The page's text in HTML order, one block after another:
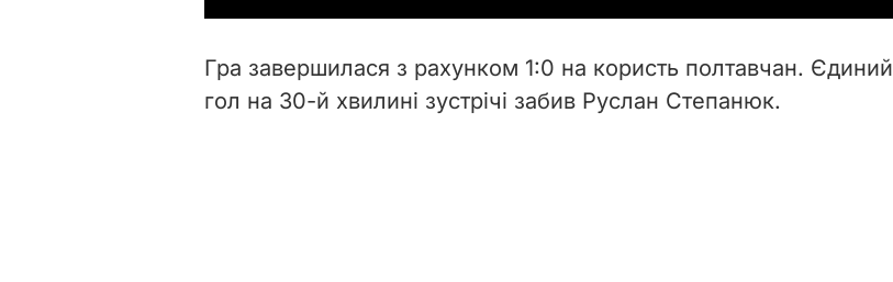
i
Гра завершилася з рахунком 1:0 на користь полтавчан. Єдиний
гол на 30-й хвилині зустрічі забив Руслан Степанюк.